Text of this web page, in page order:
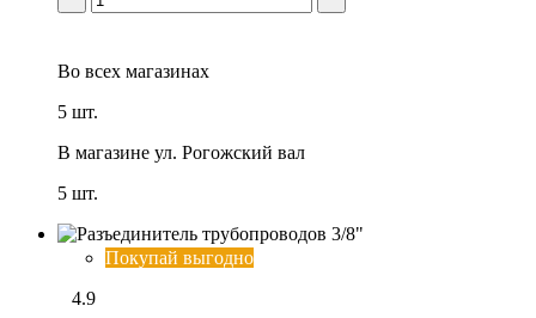
Во всех магазинах
5 шт.
В магазине ул. Рогожский вал
5 шт.
Покупай выгодно
4.9